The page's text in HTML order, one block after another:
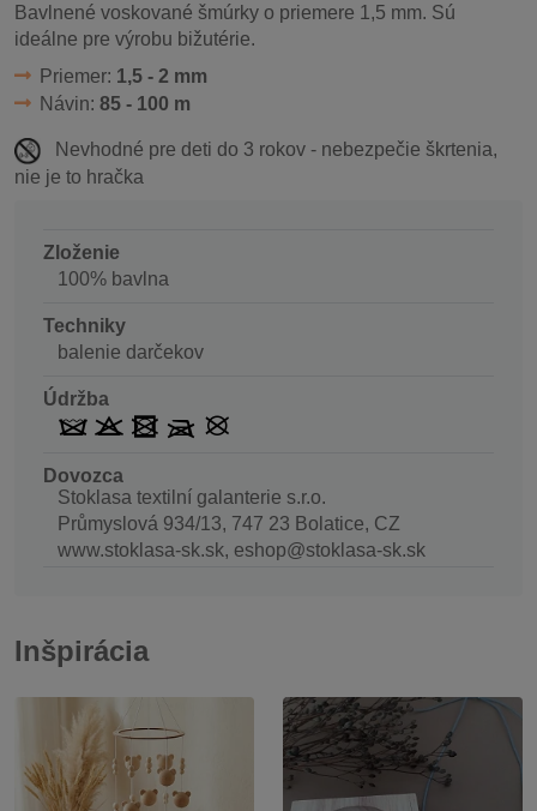
Bavlnené voskované šmúrky o priemere 1,5 mm. Sú
ideálne pre výrobu bižutérie.
Priemer: 1,5 - 2 mm
Návin: 85 - 100 m
Nevhodné pre deti do 3 rokov - nebezpečie škrtenia,
nie je to hračka
Zloženie
100% bavlna
Techniky
balenie darčekov
Údržba
Dovozca
Stoklasa textilní galanterie s.r.o.
Průmyslová 934/13, 747 23 Bolatice, CZ
www.stoklasa-sk.sk, eshop@stoklasa-sk.sk
Inšpirácia